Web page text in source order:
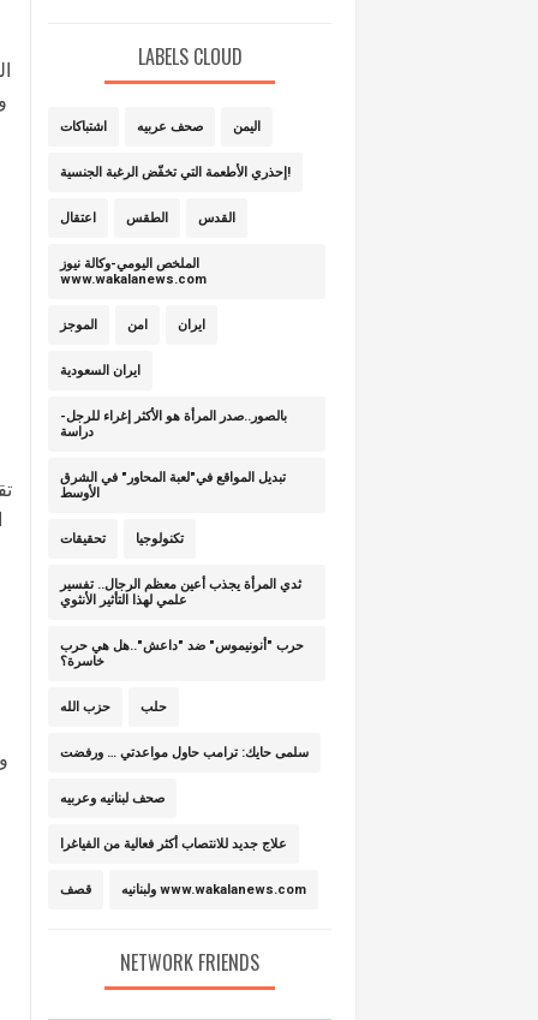
LABELS CLOUD
اشتباكات صحف عربيه اليمن
إحذري الأطعمة التي تخفّض الرغبة الجنسية!
اعتقال الطقس القدس
الملخص اليومي-وكالة نيوز
www.wakalanews.com
الموجز امن ايران
ايران السعودية
بالصور..صدر المرأة هو الأكثر إغراء للرجل-
دراسة
تبديل المواقع في"لعبة المحاور" في الشرق
الأوسط
تحقيقات تكنولوجيا
ثدي المرأة يجذب أعين معظم الرجال.. تفسير
علمي لهذا التأثير الأنثوي
حرب "أنونيموس" ضد "داعش"..هل هي حرب
خاسرة؟
حزب الله حلب
سلمى حايك: ترامب حاول مواعدتي … ورفضت
صحف لبنانيه وعربيه
علاج جديد للانتصاب أكثر فعالية من الفياغرا
قصف ولبنانيه www.wakalanews.com
NETWORK FRIENDS